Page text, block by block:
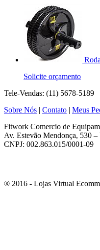
Solicite orçamento
Tele-Vendas: (11) 5678-5189
Sobre Nós | Contato | Meus
Fitwork Comercio de
Av. Estevão Mendonça, 530
CNPJ: 002.863.015/0001-09
® 2016 - Lojas Virtual